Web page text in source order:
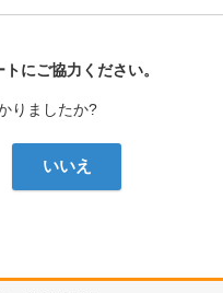
にご協力ください。
りましたか?
いいえ